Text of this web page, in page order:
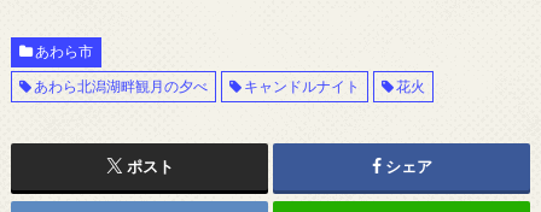
あわら市
あわら北潟湖畔観月の夕べ
キャンドルナイト 花火
ポスト シェア